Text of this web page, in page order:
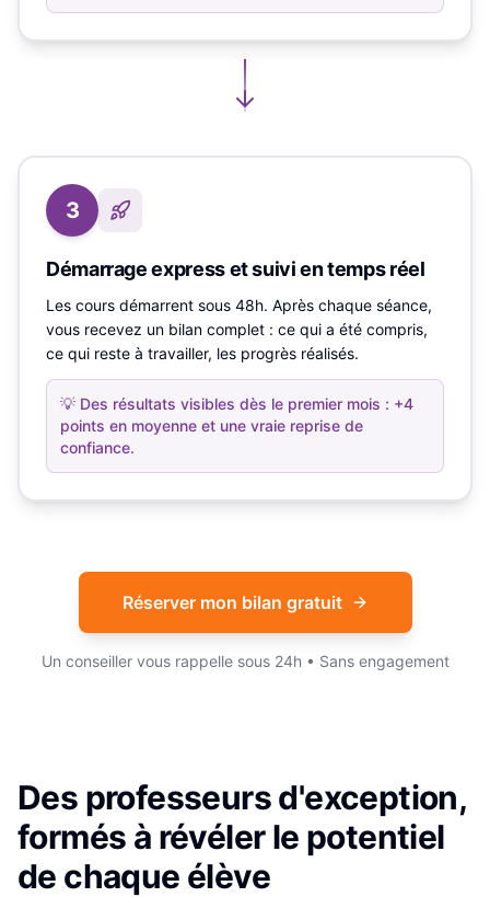
3
Démarrage express et suivi en temps réel
Les cours démarrent sous 48h. Après chaque séance,
vous recevez un bilan complet : ce qui a été compris,
ce qui reste à travailler, les progrès réalisés.
💡 Des résultats visibles dès le premier mois : +4
points en moyenne et une vraie reprise de
confiance.
Réserver mon bilan gratuit
Un conseiller vous rappelle sous 24h • Sans engagement
Des professeurs d'exception,
formés à révéler le potentiel
de chaque élève